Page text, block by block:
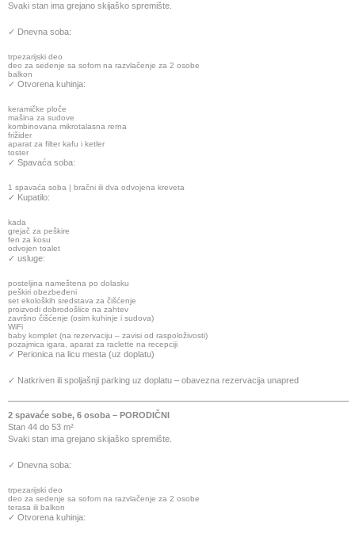
Svaki stan ima grejano skijaško spremište.
✓ Dnevna soba:
trpezarijski deo
deo za sedenje sa sofom na razvlačenje za 2 osobe
balkon
✓ Otvorena kuhinja:
keramičke ploče
mašina za sudove
kombinovana mikrotalasna rerna
frižider
aparat za filter kafu i ketler
toster
✓ Spavaća soba:
1 spavaća soba | bračni ili dva odvojena kreveta
✓ Kupatilo:
kada
grejač za peškire
fen za kosu
odvojen toalet
✓ usluge:
posteljina nameštena po dolasku
peškiri obezbeđeni
set ekoloških sredstava za čišćenje
proizvodi dobrodošlice na zahtev
završno čišćenje (osim kuhinje i sudova)
WiFi
baby komplet (na rezervaciju – zavisi od raspoloživosti)
pozajmica igara, aparat za raclette na recepciji
✓ Perionica na licu mesta (uz doplatu)
✓ Natkriven ili spoljašnji parking uz doplatu – obavezna rezervacija unapred
2 spavaće sobe, 6 osoba – PORODIČNI
Stan 44 do 53 m²
Svaki stan ima grejano skijaško spremište.
✓ Dnevna soba:
trpezarijski deo
deo za sedenje sa sofom na razvlačenje za 2 osobe
terasa ili balkon
✓ Otvorena kuhinja: